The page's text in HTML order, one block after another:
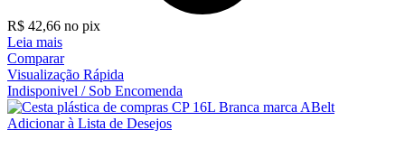
R$ 42,66 no pix
Leia mais
Comparar
Visualização Rápida
Indisponivel / Sob Encomenda
Adicionar à Lista de Desejos